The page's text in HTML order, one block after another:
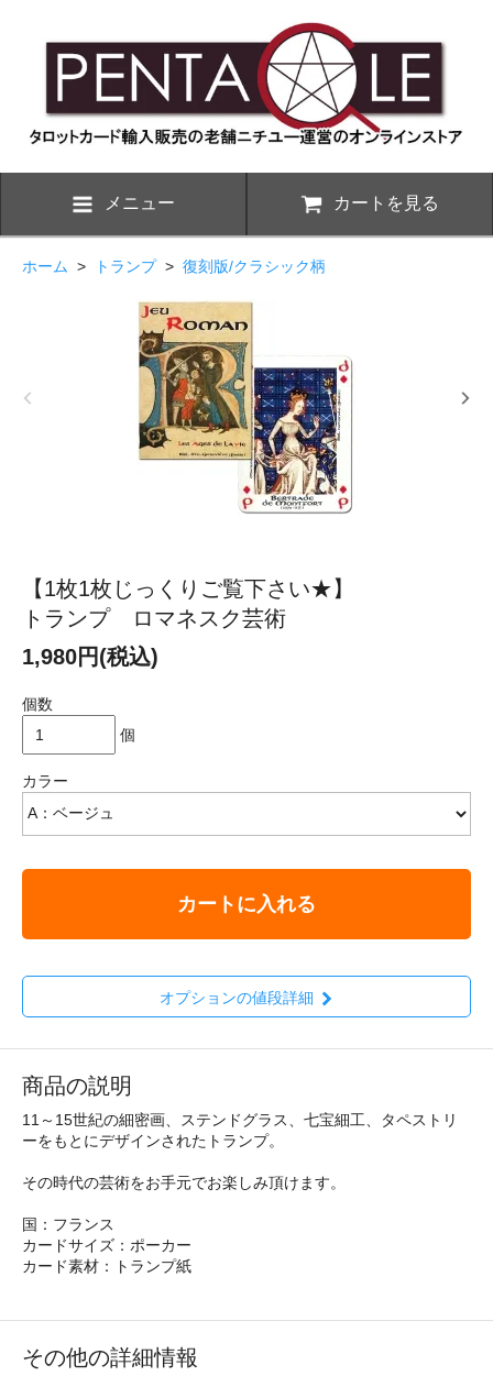
メニュー カートを見る
ホーム > トランプ> 復刻版/クラシック柄
【1枚1枚じっくりご覧下さい★】
トランプ ロマネスク芸術
1,980円(税込)
個数
個
カラー
カートに入れる
オプションの値段詳細
商品の説明
11～15世紀の細密画、ステンドグラス、七宝細工、タペストリ
ーをもとにデザインされたトランプ。
その時代の芸術をお手元でお楽しみ頂けます。
国：フランス
カードサイズ：ポーカー
カード素材：トランプ紙
その他の詳細情報